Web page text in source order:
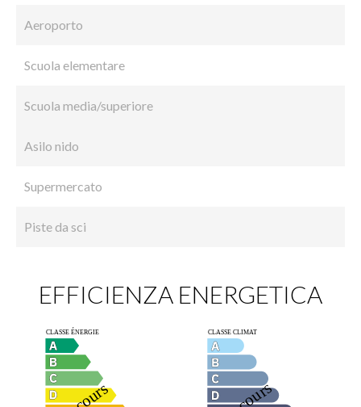
Aeroporto
Scuola elementare
Scuola media/superiore
Asilo nido
Supermercato
Piste da sci
EFFICIENZA ENERGETICA